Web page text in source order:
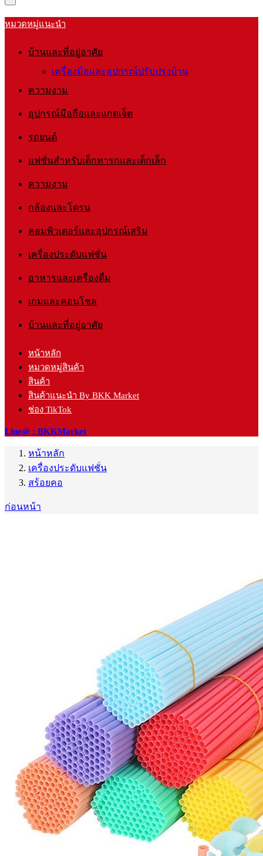
หมวดหมู่แนะนำ
บ้านและที่อยู่อาศัย
เครื่องมือและอุปกรณ์ปรับปรุงบ้าน
ความงาม
อุปกรณ์มือถือและแกดเจ็ต
รถยนต์
แฟชั่นสำหรับเด็กทารกและเด็กเล็ก
ความงาม
กล้องและโดรน
คอมพิวเตอร์และอุปกรณ์เสริม
เครื่องประดับแฟชั่น
อาหารและเครื่องดื่ม
เกมและคอนโซล
บ้านและที่อยู่อาศัย
หน้าหลัก
หมวดหมู่สินค้า
สินค้า
สินค้าแนะนำ By BKK Market
ช่อง TikTok
Line@ : BKKMarket
หน้าหลัก
เครื่องประดับแฟชั่น
สร้อยคอ
ก่อนหน้า